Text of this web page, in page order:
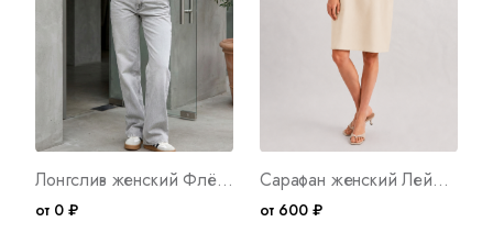
Лонгслив женский Флёр Ч Арт. 10672
от 0 ₽
Сарафан женский Лейла 2 Арт. 10758
от 600 ₽